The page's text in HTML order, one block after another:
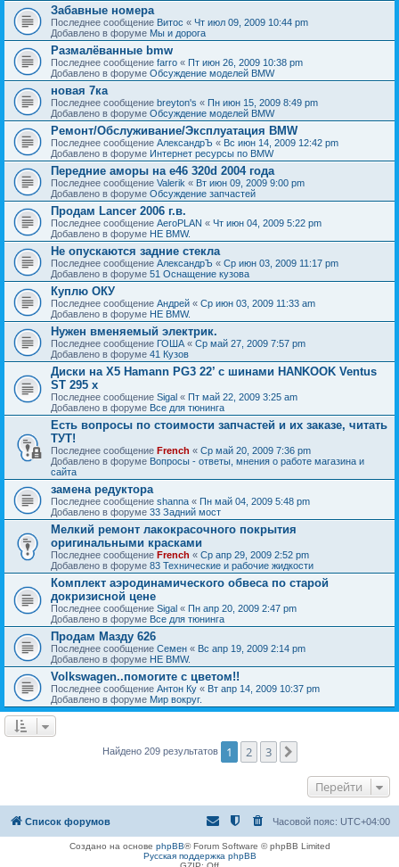
Забавные номера
Последнее сообщение Витос « Чт июл 09, 2009 10:44 pm
Добавлено в форуме Мы и дорога
Размалёванные bmw
Последнее сообщение farro « Пт июн 26, 2009 10:38 pm
Добавлено в форуме Обсуждение моделей BMW
новая 7ка
Последнее сообщение breyton's « Пн июн 15, 2009 8:49 pm
Добавлено в форуме Обсуждение моделей BMW
Ремонт/Обслуживание/Эксплуатация BMW
Последнее сообщение АлександрЪ « Вс июн 14, 2009 12:42 pm
Добавлено в форуме Интернет ресурсы по BMW
Передние аморы на e46 320d 2004 года
Последнее сообщение Valerik « Вт июн 09, 2009 9:00 pm
Добавлено в форуме Обсуждение запчастей
Продам Lancer 2006 г.в.
Последнее сообщение AeroPLAN « Чт июн 04, 2009 5:22 pm
Добавлено в форуме НЕ BMW.
Не опускаются задние стекла
Последнее сообщение АлександрЪ « Ср июн 03, 2009 11:17 pm
Добавлено в форуме 51 Оснащение кузова
Куплю ОКУ
Последнее сообщение Андрей « Ср июн 03, 2009 11:33 am
Добавлено в форуме НЕ BMW.
Нужен вменяемый электрик.
Последнее сообщение ГОША « Ср май 27, 2009 7:57 pm
Добавлено в форуме 41 Кузов
Диски на X5 Hamann PG3 22’ с шинами HANKOOK Ventus
ST 295 x
Последнее сообщение Sigal « Пт май 22, 2009 3:25 am
Добавлено в форуме Все для тюнинга
Есть вопросы по стоимости запчастей и их заказе, читать
ТУТ!
Последнее сообщение French « Ср май 20, 2009 7:36 pm
Добавлено в форуме Вопросы - ответы, мнения о работе магазина и
сайта
замена редуктора
Последнее сообщение shanna « Пн май 04, 2009 5:48 pm
Добавлено в форуме 33 Задний мост
Мелкий ремонт лакокрасочного покрытия
оригинальными красками
Последнее сообщение French « Ср апр 29, 2009 2:52 pm
Добавлено в форуме 83 Технические и рабочие жидкости
Комплект аэродинамического обвеса по старой
докризисной цене
Последнее сообщение Sigal « Пн апр 20, 2009 2:47 pm
Добавлено в форуме Все для тюнинга
Продам Мазду 626
Последнее сообщение Семен « Вс апр 19, 2009 2:14 pm
Добавлено в форуме НЕ BMW.
Volkswagen..помогите с цветом!!
Последнее сообщение Антон Ку « Вт апр 14, 2009 10:37 pm
Добавлено в форуме Мир вокруг.
Найдено 209 результатов 1 2 3
Перейти
Список форумов Часовой пояс: UTC+04:00
Создано на основе phpBB® Forum Software © phpBB Limited
Русская поддержка phpBB